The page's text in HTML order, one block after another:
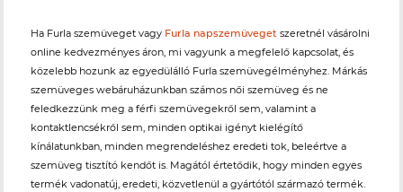
Ha Furla szemüveget vagy Furla napszemüveget szeretnél vásárolni
online kedvezményes áron, mi vagyunk a megfelelő kapcsolat, és
közelebb hozunk az egyedülálló Furla szemüvegélményhez. Márkás
szemüveges webáruházunkban számos női szemüveg és ne
feledkezzünk meg a férfi szemüvegekről sem, valamint a
kontaktlencsékről sem, minden optikai igényt kielégítő
kínálatunkban, minden megrendeléshez eredeti tok, beleértve a
szemüveg tisztító kendőt is. Magától értetődik, hogy minden egyes
termék vadonatúj, eredeti, közvetlenül a gyártótól származó termék.